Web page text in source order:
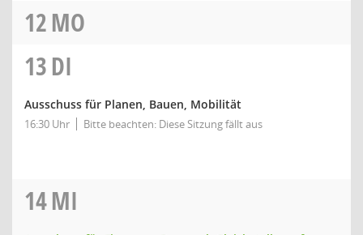
12MO
13DI
Ausschuss für Planen, Bauen, Mobilität
16:30 Uhr Bitte beachten: Diese Sitzung fällt aus
14MI